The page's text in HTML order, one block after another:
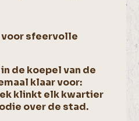
voor sfeervolle
de koepel van de
klaar voor:
klinkt elk kwartier
over de stad.